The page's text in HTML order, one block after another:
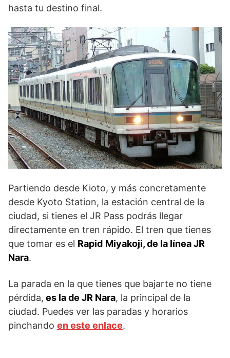
hasta tu destino final.
Partiendo desde Kioto, y más concretamente
desde Kyoto Station, la estación central de la
ciudad, si tienes el JR Pass podrás llegar
directamente en tren rápido. El tren que tienes
que tomar es el Rapid Miyakoji, de la línea JR
Nara.
La parada en la que tienes que bajarte no tiene
pérdida, es la de JR Nara, la principal de la
ciudad. Puedes ver las paradas y horarios
pinchando en este enlace.